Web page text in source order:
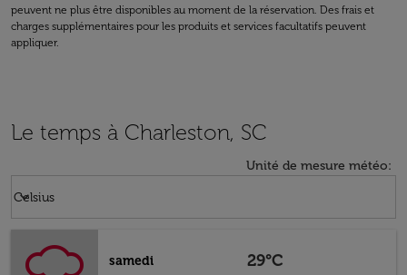
peuvent ne plus être disponibles au moment de la réservation. Des frais et
charges supplémentaires pour les produits et services facultatifs peuvent
appliquer.
Le temps à Charleston, SC
Unité de mesure météo:
Celsius
keyboard_arrow_down
samedi
29°C